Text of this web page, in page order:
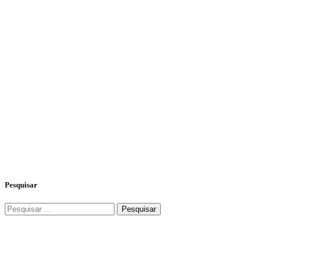
Pesquisar
Pesquisar
por: